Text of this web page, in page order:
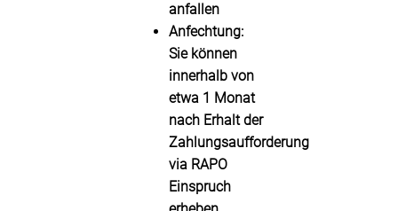
anfallen
Anfechtung:
Sie können
innerhalb von
etwa 1 Monat
nach Erhalt der
Zahlungsaufforderung
via RAPO
Einspruch